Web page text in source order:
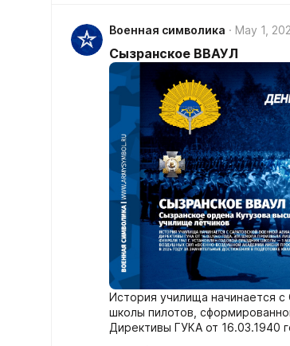
Военная символика May 1,
Сызранское ВВАУЛ
История училища начинается
школы пилотов,
Директивы ГУКА от 16.03.1940